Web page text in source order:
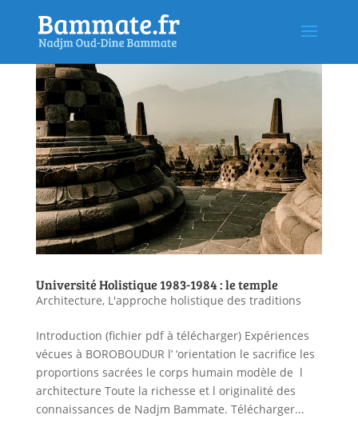
Université Holistique 1983-1984 : le temple
Architecture, L'approche holistique des traditions
Introduction (fichier pdf à télécharger) Expériences
vécues à BOROBOUDUR l’ ‘orientation le sacrifice les
proportions sacrées le corps humain modèle de l
architecture Toute la richesse et l originalité des
connaissances de Nadjm Bammate. Télécharger...